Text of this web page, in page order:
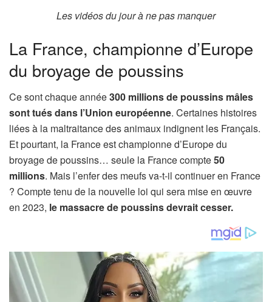
Les vidéos du jour à ne pas manquer
La France, championne d’Europe
du broyage de poussins
Ce sont chaque année300 millions de poussins mâles
sont tués dans l’Union européenne. Certaines histoires
liées à la maltraitance des animaux indignent les Français.
Et pourtant, la France est championne d’Europe du
broyage de poussins… seule la France compte50
millions. Mais l’enfer des meufs va-t-il continuer en France
? Compte tenu de la nouvelle loi qui sera mise en œuvre
en 2023, le massacre de poussins devrait cesser.